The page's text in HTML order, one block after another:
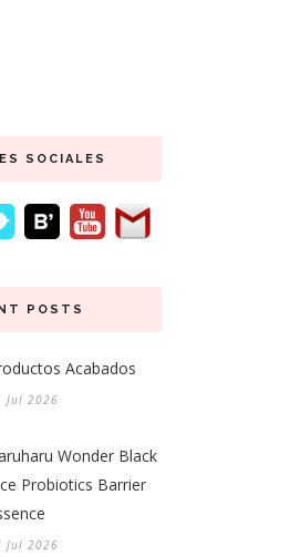
SOCIALES
POSTS
Acabados
Jul 2026
Wonder Black
Probiotics Barrier
Jul 2026